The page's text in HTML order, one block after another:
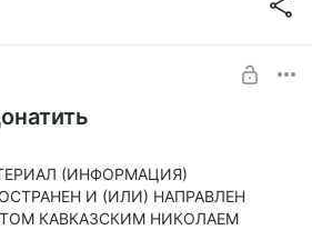
(ИНФОРМАЦИЯ)
И (ИЛИ) НАПРАВЛЕН
КАВКАЗСКИМ НИКОЛАЕМ